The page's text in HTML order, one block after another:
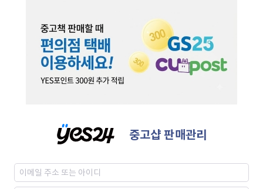
중고샵 판매관리